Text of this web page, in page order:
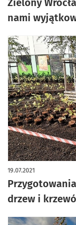
Zielony
nami
drzew i
19.07.2021